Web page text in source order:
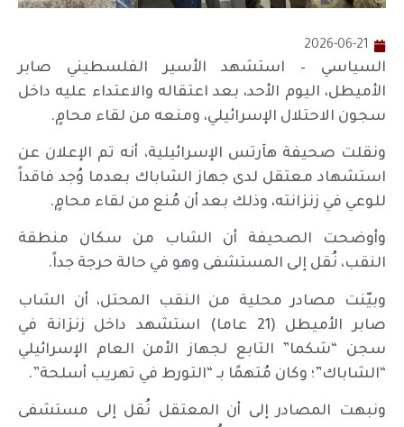
2026-06-21
السياسي – استشهد الأسير الفلسطيني صابر
الأميطل، اليوم الأحد، بعد اعتقاله والاعتداء عليه داخل
سجون الاحتلال الإسرائيلي، ومنعه من لقاء محامٍ.
ونقلت صحيفة هآرتس الإسرائيلية، أنه تم الإعلان عن
استشهاد معتقل لدى جهاز الشاباك بعدما وُجد فاقداً
للوعي في زنزانته، وذلك بعد أن مُنع من لقاء محامٍ.
وأوضحت الصحيفة أن الشاب من سكان منطقة
النقب، نُقل إلى المستشفى وهو في حالة حرجة جداً.
وبيّنت مصادر محلية من النقب المحتل، أن الشاب
صابر الأميطل (21 عاما) استشهد داخل زنزانة في
سجن “شكما” التابع لجهاز الأمن العام الإسرائيلي
“الشاباك”؛ وكان مُتهمًا بـ “التورط في تهريب أسلحة”.
ونبهت المصادر إلى أن المعتقل نُقل إلى مستشفى